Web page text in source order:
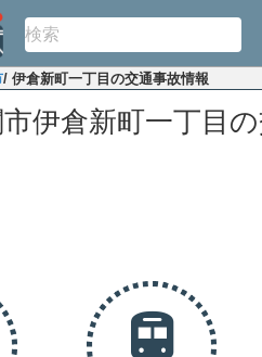
/ 伊倉新町一丁目の交通事故情報
伊倉新町一丁目